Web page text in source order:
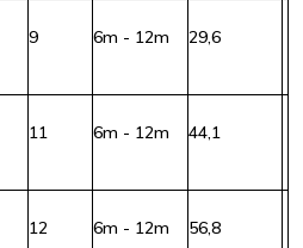
9 6m - 12m 29,6
11 6m - 12m 44,1
12 6m - 12m 56,8